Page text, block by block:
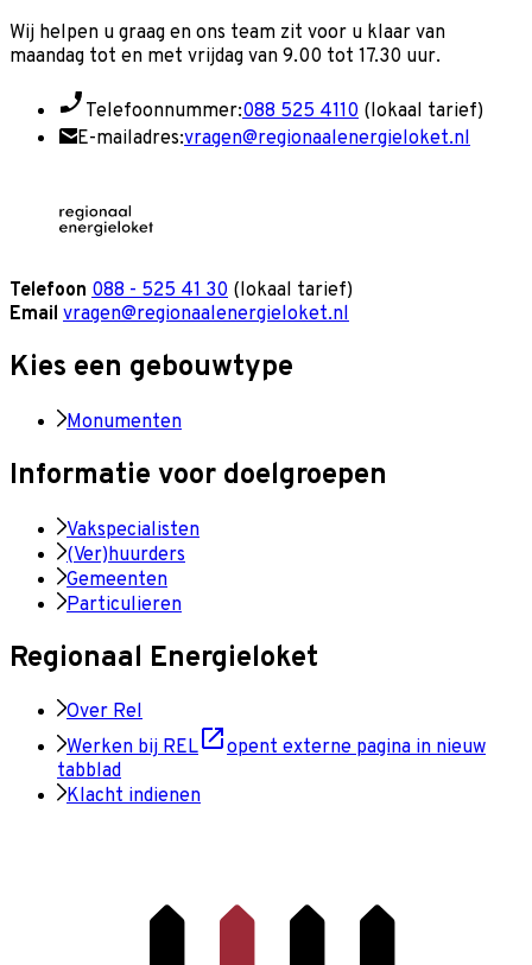
Wij helpen u graag en ons team zit voor u klaar van
maandag tot en met vrijdag van 9.00 tot 17.30 uur.
Telefoonnummer:088 525 4110 (lokaal tarief)
E-mailadres:vragen@regionaalenergieloket.nl
Telefoon 088 - 525 41 30 (lokaal tarief)
Email vragen@regionaalenergieloket.nl
Kies een gebouwtype
Monumenten
Informatie voor doelgroepen
Vakspecialisten
(Ver)huurders
Gemeenten
Particulieren
Regionaal Energieloket
Over Rel
Werken bij REL
opent externe pagina in nieuw
tabblad
Klacht indienen